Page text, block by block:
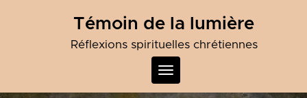
Témoin de la lumière
Réflexions spirituelles chrétiennes
Toggle
navigation